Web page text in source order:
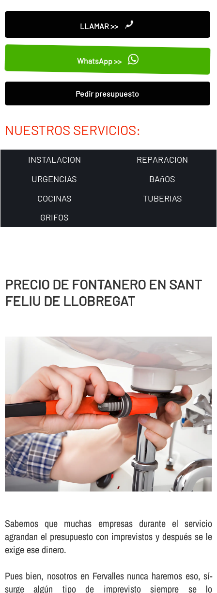
LLAMAR >>
WhatsApp >>
Pedir presupuesto
NUESTROS SERVICIOS:
INSTALACION
REPARACION
URGENCIAS
BAñOS
COCINAS
TUBERIAS
GRIFOS
PRECIO DE FONTANERO EN SANT
FELIU DE LLOBREGAT
Sabemos que muchas empresas durante el servicio
agrandan el presupuesto con imprevistos y después se le
exige ese dinero.
Pues bien, nosotros en Fervalles nunca haremos eso, sí­
surge algún tipo de imprevisto siempre se lo